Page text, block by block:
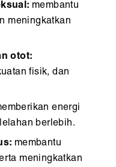
membantu
meningkatkan
otot:
fisik, dan
energi
berlebih.
membantu
meningkatkan